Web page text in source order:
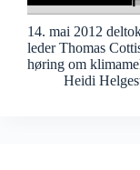
14. mai 2012
leder Thomas
høring om
Heidi